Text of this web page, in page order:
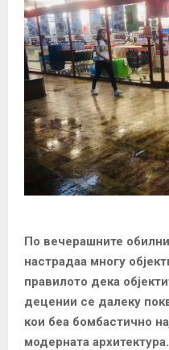
По вечерашните
настрадаа многу
правилото дека
децении се далеку
кои беа бомбастично
модерната архитектура.